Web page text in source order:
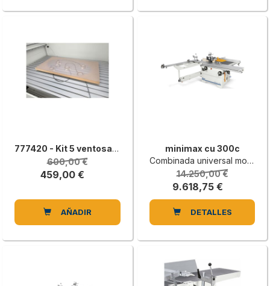
777420 - Kit 5 ventosas neumáticas posicionables en la mesa de trabajo
600,00 €
459,00 €
AÑADIR
minimax cu 300c
Combinada universal monofásica
14.250,00 €
9.618,75 €
DETALLES